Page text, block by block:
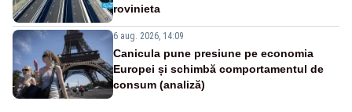
rovinieta
6 aug. 2026, 14:09
Canicula pune presiune pe economia
Europei și schimbă comportamentul de
consum (analiză)